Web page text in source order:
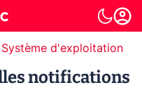
Système d'exploitation
notifications